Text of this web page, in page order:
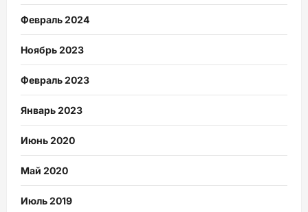
Февраль 2024
Ноябрь 2023
Февраль 2023
Январь 2023
Июнь 2020
Май 2020
Июль 2019